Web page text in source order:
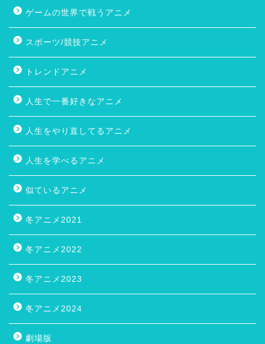
ゲームの世界で戦うアニメ
スポーツ/競技アニメ
トレンドアニメ
人生で一番好きなアニメ
人生をやり直してるアニメ
人生を学べるアニメ
似ているアニメ
冬アニメ2021
冬アニメ2022
冬アニメ2023
冬アニメ2024
劇場版